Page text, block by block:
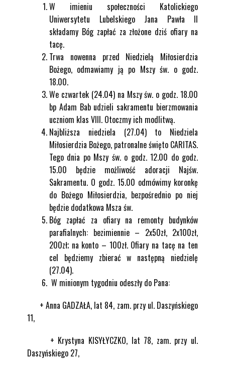
W imieniu społeczności Katolickiego
Uniwersytetu Lubelskiego Jana Pawła II
składamy Bóg zapłać za złożone dziś ofiary na
tacę.
Trwa nowenna przed Niedzielą Miłosierdzia
Bożego, odmawiamy ją po Mszy św. o godz.
18.00.
We czwartek (24.04) na Mszy św. o godz. 18.00
bp Adam Bab udzieli sakramentu bierzmowania
uczniom klas VIII. Otoczmy ich modlitwą.
Najbliższa niedziela (27.04) to Niedziela
Miłosierdzia Bożego, patronalne święto CARITAS.
Tego dnia po Mszy św. o godz. 12.00 do godz.
15.00 będzie możliwość adoracji Najśw.
Sakramentu. O godz. 15.00 odmówimy koronkę
do Bożego Miłosierdzia, bezpośrednio po niej
będzie dodatkowa Msza św.
Bóg zapłać za ofiary na remonty budynków
parafialnych: bezimiennie – 2x50zł, 2x100zł,
200zł; na konto – 100zł. Ofiary na tacę na ten
cel będziemy zbierać w następną niedzielę
(27.04).
W minionym tygodniu odeszły do Pana:
+ Anna GADZAŁA, lat 84, zam. przy ul. Daszyńskiego
11,
+ Krystyna KISYŁYCZKO, lat 78, zam. przy ul.
Daszyńskiego 27,